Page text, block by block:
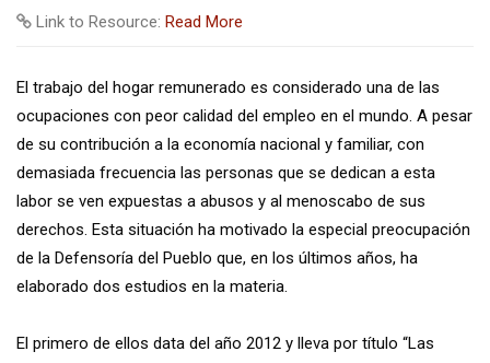
Link to Resource: Read More
El trabajo del hogar remunerado es considerado una de las
ocupaciones con peor calidad del empleo en el mundo. A pesar
de su contribución a la economía nacional y familiar, con
demasiada frecuencia las personas que se dedican a esta
labor se ven expuestas a abusos y al menoscabo de sus
derechos. Esta situación ha motivado la especial preocupación
de la Defensoría del Pueblo que, en los últimos años, ha
elaborado dos estudios en la materia.
El primero de ellos data del año 2012 y lleva por título “Las